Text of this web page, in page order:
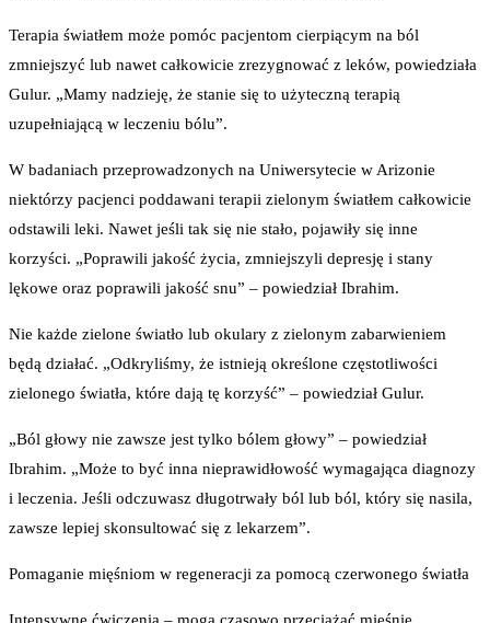
Terapia światłem może pomóc pacjentom cierpiącym na ból
zmniejszyć lub nawet całkowicie zrezygnować z leków, powiedziała
Gulur. „Mamy nadzieję, że stanie się to użyteczną terapią
uzupełniającą w leczeniu bólu”.
W badaniach przeprowadzonych na Uniwersytecie w Arizonie
niektórzy pacjenci poddawani terapii zielonym światłem całkowicie
odstawili leki. Nawet jeśli tak się nie stało, pojawiły się inne
korzyści. „Poprawili jakość życia, zmniejszyli depresję i stany
lękowe oraz poprawili jakość snu” – powiedział Ibrahim.
Nie każde zielone światło lub okulary z zielonym zabarwieniem
będą działać. „Odkryliśmy, że istnieją określone częstotliwości
zielonego światła, które dają tę korzyść” – powiedział Gulur.
„Ból głowy nie zawsze jest tylko bólem głowy” – powiedział
Ibrahim. „Może to być inna nieprawidłowość wymagająca diagnozy
i leczenia. Jeśli odczuwasz długotrwały ból lub ból, który się nasila,
zawsze lepiej skonsultować się z lekarzem”.
Pomaganie mięśniom w regeneracji za pomocą czerwonego światła